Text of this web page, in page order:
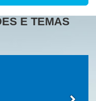
E TEMAS